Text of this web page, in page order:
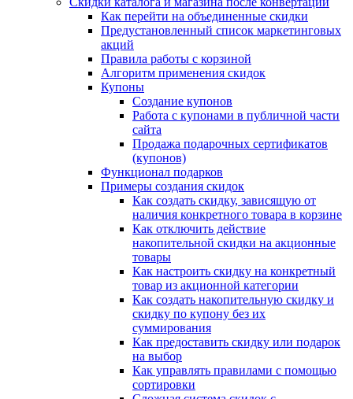
Как перейти на объединенные скидки
Предустановленный список маркетинговых
акций
Правила работы с корзиной
Алгоритм применения скидок
Купоны
Создание купонов
Работа с купонами в публичной части
сайта
Продажа подарочных сертификатов
(купонов)
Функционал подарков
Примеры создания скидок
Как создать скидку, зависящую от
наличия конкретного товара в корзине
Как отключить действие
накопительной скидки на акционные
товары
Как настроить скидку на конкретный
товар из акционной категории
Как создать накопительную скидку и
скидку по купону без их
суммирования
Как предоставить скидку или подарок
на выбор
Как управлять правилами с помощью
сортировки